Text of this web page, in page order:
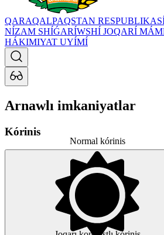
QARAQALPAQSTAN
NÍZAM SHÍǴARÍWSHÍ JOQARÍ
HÁKIMIYAT UYÍMÍ
Arnawlı imkaniyatlar
Kórinis
Normal kórinis